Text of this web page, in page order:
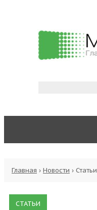
Главная › Новости › Статьи
СТАТЬИ